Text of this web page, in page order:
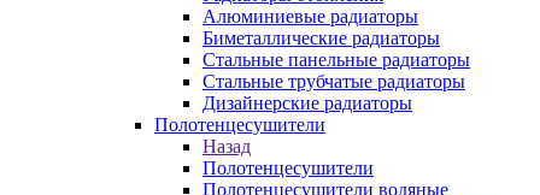
Алюминиевые радиаторы
Биметаллические радиаторы
Стальные панельные радиаторы
Стальные трубчатые радиаторы
Дизайнерские радиаторы
Полотенцесушители
Назад
Полотенцесушители
Полотенцесушители водяные